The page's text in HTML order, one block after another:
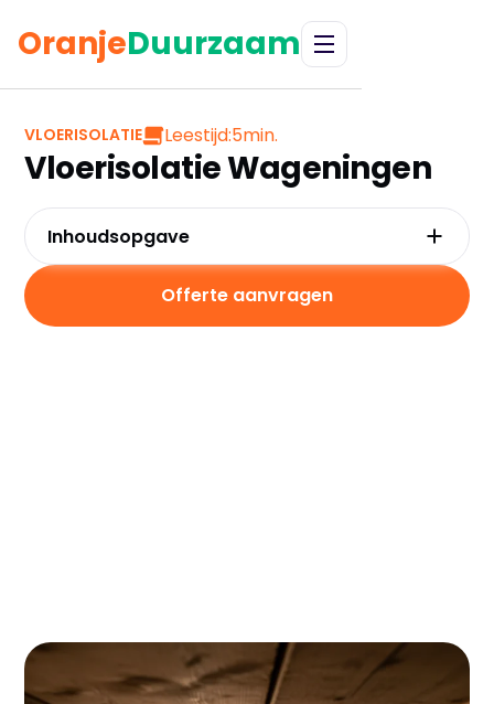
OranjeDuurzaam
VLOERISOLATIE Leestijd:5min.
Vloerisolatie Wageningen
Inhoudsopgave
Wageningen?
Offerte aanvragen